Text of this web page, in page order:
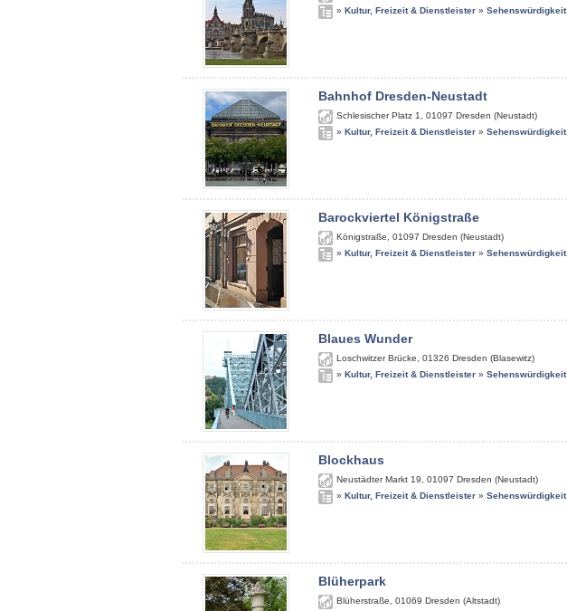
» Kultur, Freizeit & Dienstleister » Sehenswürdigkeit
Bahnhof Dresden-Neustadt
Schlesischer Platz 1 01097 Dresden (Neustadt)
» Kultur, Freizeit & Dienstleister » Sehenswürdigkeit
Barockviertel Königstraße
Königstraße 01097 Dresden (Neustadt)
» Kultur, Freizeit & Dienstleister » Sehenswürdigkeit
Blaues Wunder
Loschwitzer Brücke 01326 Dresden (Blasewitz)
» Kultur, Freizeit & Dienstleister » Sehenswürdigkeit
Blockhaus
Neustädter Markt 19 01097 Dresden (Neustadt)
» Kultur, Freizeit & Dienstleister » Sehenswürdigkeit
Blüherpark
Blüherstraße 01069 Dresden (Altstadt)